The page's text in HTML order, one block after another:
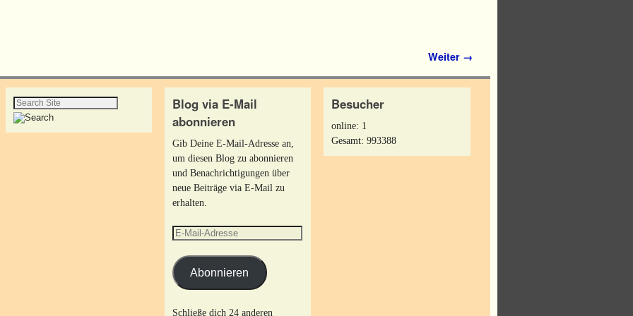
Weiter →
Blog via E-Mail
abonnieren
Gib Deine E-Mail-Adresse an,
um diesen Blog zu abonnieren
und Benachrichtigungen über
neue Beiträge via E-Mail zu
erhalten.
Abonnieren
Schließe dich 24 anderen
Besucher
online: 1
Gesamt: 993388